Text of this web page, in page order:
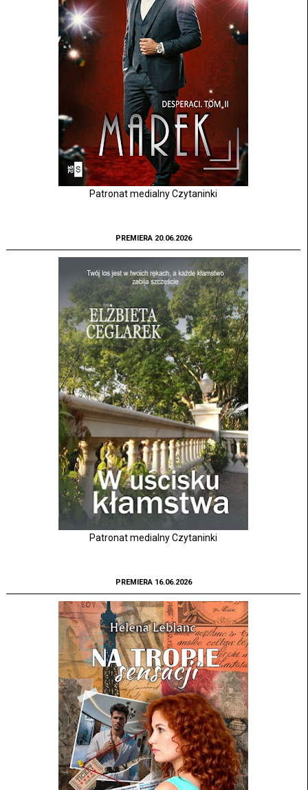
Patronat medialny Czytaninki
PREMIERA 20.06.2026
Patronat medialny Czytaninki
PREMIERA 16.06.2026